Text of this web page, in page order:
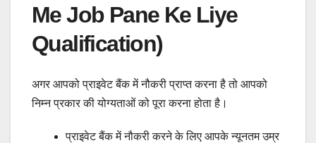
Me Job Pane Ke Liye
Qualification)
अगर आपको प्राइवेट बैंक में नौकरी प्राप्त करना है तो आपको
निम्न प्रकार की योग्यताओं को पूरा करना होता है।
प्राइवेट बैंक में नौकरी करने के लिए आपके न्यूनतम उम्र